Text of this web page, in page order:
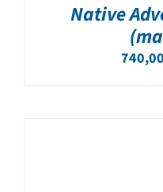
Native
740,00